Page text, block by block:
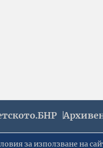
за използване на